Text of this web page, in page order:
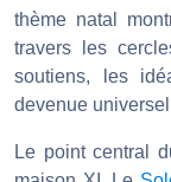
thème natal
travers les
soutiens, les
devenue
Le point central